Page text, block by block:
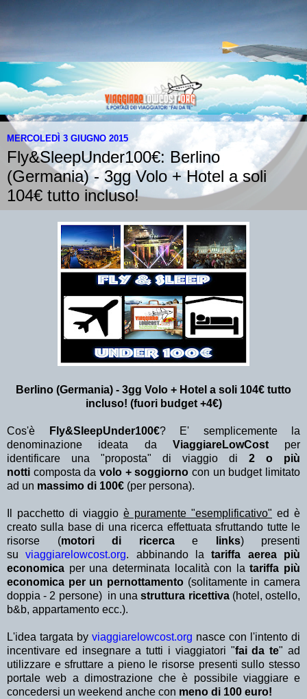
MERCOLEDÌ 3 GIUGNO 2015
Fly&SleepUnder100€: Berlino
(Germania) - 3gg Volo + Hotel a soli
104€ tutto incluso!
Berlino (Germania) - 3gg Volo + Hotel a soli 104€ tutto
incluso! (fuori budget +4€)
Cos'è Fly&SleepUnder100€? E' semplicemente la
denominazione ideata da ViaggiareLowCostper
identificare una "proposta" di viaggio di 2 o più
notti composta davolo + soggiorno con un budget limitato
ad un massimo di 100€ (per persona).
Il pacchetto di viaggio è puramente "esemplificativo" ed è
creato sulla base di una ricerca effettuata sfruttando tutte le
risorse (motori di ricerca e links) presenti
suviaggiarelowcost.org. abbinando la tariffa aerea più
economica per una determinata località con latariffa più
economica per un pernottamento (solitamente in camera
doppia - 2 persone) in unastruttura ricettiva(hotel, ostello,
b&b, appartamento ecc.).
L'idea targata by viaggiarelowcost.org nasce con l'intento di
incentivare ed insegnare a tutti i viaggiatori "fai da te" ad
utilizzare e sfruttare a pieno le risorse presenti sullo stesso
portale web a dimostrazione che è possibile viaggiare e
concedersi un weekend anche con meno di 100 euro!